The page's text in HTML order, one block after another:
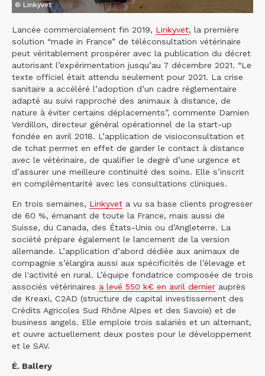
© Linkyvet
Lancée commercialement fin 2019, Linkyvet, la première
solution “made in France” de téléconsultation vétérinaire
peut véritablement prospérer avec la publication du décret
autorisant l’expérimentation jusqu’au 7 décembre 2021. “Le
texte officiel était attendu seulement pour 2021. La crise
sanitaire a accéléré l’adoption d’un cadre réglementaire
adapté au suivi rapproché des animaux à distance, de
nature à éviter certains déplacements”, commente Damien
Verdillon, directeur général opérationnel de la start-up
fondée en avril 2018. L’application de visioconsultation et
de tchat permet en effet de garder le contact à distance
avec le vétérinaire, de qualifier le degré d’une urgence et
d’assurer une meilleure continuité des soins. Elle s’inscrit
en complémentarité avec les consultations cliniques.
En trois semaines, Linkyvet a vu sa base clients progresser
de 60 %, émanant de toute la France, mais aussi de
Suisse, du Canada, des États-Unis ou d’Angleterre. La
société prépare également le lancement de la version
allemande. L’application d’abord dédiée aux animaux de
compagnie s’élargira aussi aux spécificités de l’élevage et
de l'activité en rural. L’équipe fondatrice composée de trois
associés vétérinaires a levé 550 k€ en avril dernier auprès
de Kreaxi, C2AD (structure de capital investissement des
Crédits Agricoles Sud Rhône Alpes et des Savoie) et de
business angels. Elle emploie trois salariés et un alternant,
et ouvre actuellement deux postes pour le développement
et le SAV.
É. Ballery